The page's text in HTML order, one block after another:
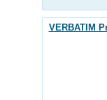
VERBATIM